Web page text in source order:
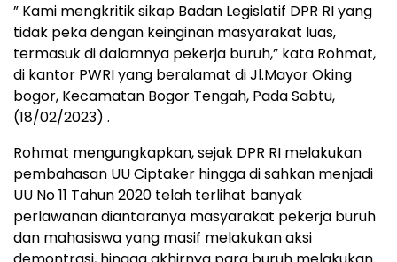
” Kami mengkritik sikap Badan Legislatif DPR RI yang
tidak peka dengan keinginan masyarakat luas,
termasuk di dalamnya pekerja buruh,” kata Rohmat,
di kantor PWRI yang beralamat di Jl.Mayor Oking
bogor, Kecamatan Bogor Tengah, Pada Sabtu,
(18/02/2023) .
Rohmat mengungkapkan, sejak DPR RI melakukan
pembahasan UU Ciptaker hingga di sahkan menjadi
UU No 11 Tahun 2020 telah terlihat banyak
perlawanan diantaranya masyarakat pekerja buruh
dan mahasiswa yang masif melakukan aksi